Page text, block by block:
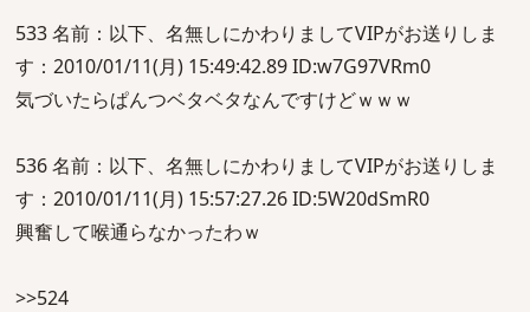
533 名前：以下、名無しにかわりましてVIPがお送りしま
す：2010/01/11(月) 15:49:42.89 ID:w7G97VRm0
気づいたらぱんつベタベタなんですけどｗｗｗ
536 名前：以下、名無しにかわりましてVIPがお送りしま
す：2010/01/11(月) 15:57:27.26 ID:5W20dSmR0
興奮して喉通らなかったわｗ
>>524